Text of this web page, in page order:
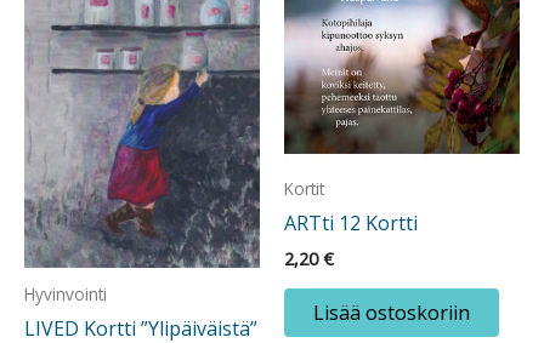
Hyvinvointi
LIVED Kortti ”Ylipäiväistä”
Kortit
ARTti 12 Kortti
2,20€
Lisää ostoskoriin